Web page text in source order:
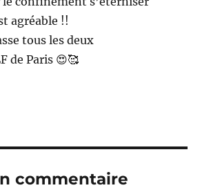
agréable !!
tous les deux
de Paris 😍🥰
commentaire